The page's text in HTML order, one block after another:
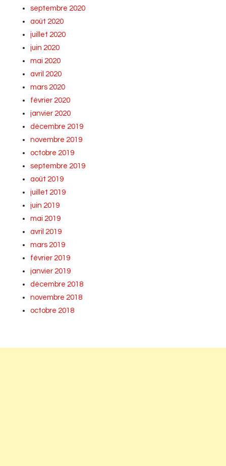
septembre 2020
août 2020
juillet 2020
juin 2020
mai 2020
avril 2020
mars 2020
février 2020
janvier 2020
décembre 2019
novembre 2019
octobre 2019
septembre 2019
août 2019
juillet 2019
juin 2019
mai 2019
avril 2019
mars 2019
février 2019
janvier 2019
décembre 2018
novembre 2018
octobre 2018